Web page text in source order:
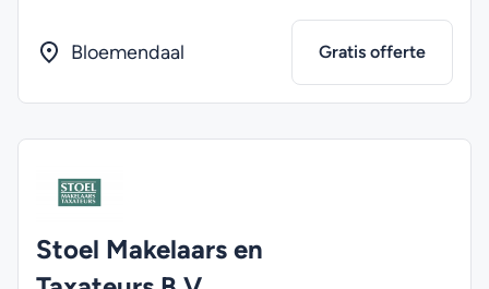
Bloemendaal Gratis offerte
Stoel Makelaars en